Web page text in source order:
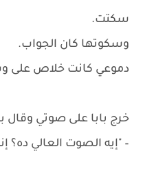
سكتت.
وسكوتها كان الجواب.
دموعي كانت خلاص على
خرج بابا على صوتي
– "إيه الصوت العالي ده؟